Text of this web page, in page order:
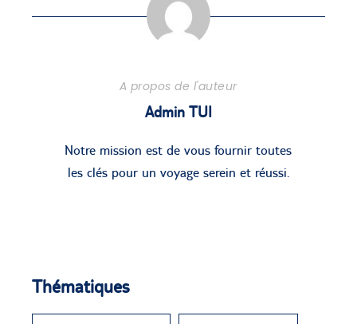
A propos de l'auteur
Admin TUI
Notre mission est de vous fournir toutes
les clés pour un voyage serein et réussi.
Thématiques